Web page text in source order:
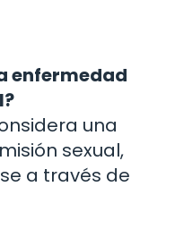
enfermedad
una
sexual,
a través de